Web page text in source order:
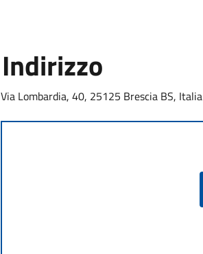
Indirizzo
Via Lombardia, 40, 25125 Brescia BS, Italia